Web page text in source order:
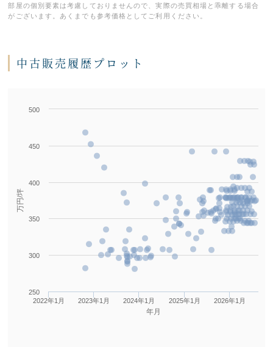
部屋の個別要素は考慮しておりませんので、実際の売買相場と乖離する場合
がございます。あくまでも参考価格としてご利用ください。
中古販売履歴プロット
年月
万円/坪
Series 1
2022年1月 2023年1月 2024年1月 2025年1月 2026年1月
250
300
350
400
450
500